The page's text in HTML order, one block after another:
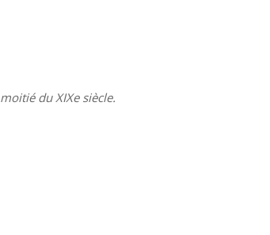
du XIXe siècle.